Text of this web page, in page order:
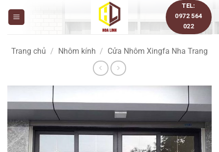
TEL:
0972 564
022
Trang chủ / Nhôm kính / Cửa Nhôm Xingfa Nha Trang